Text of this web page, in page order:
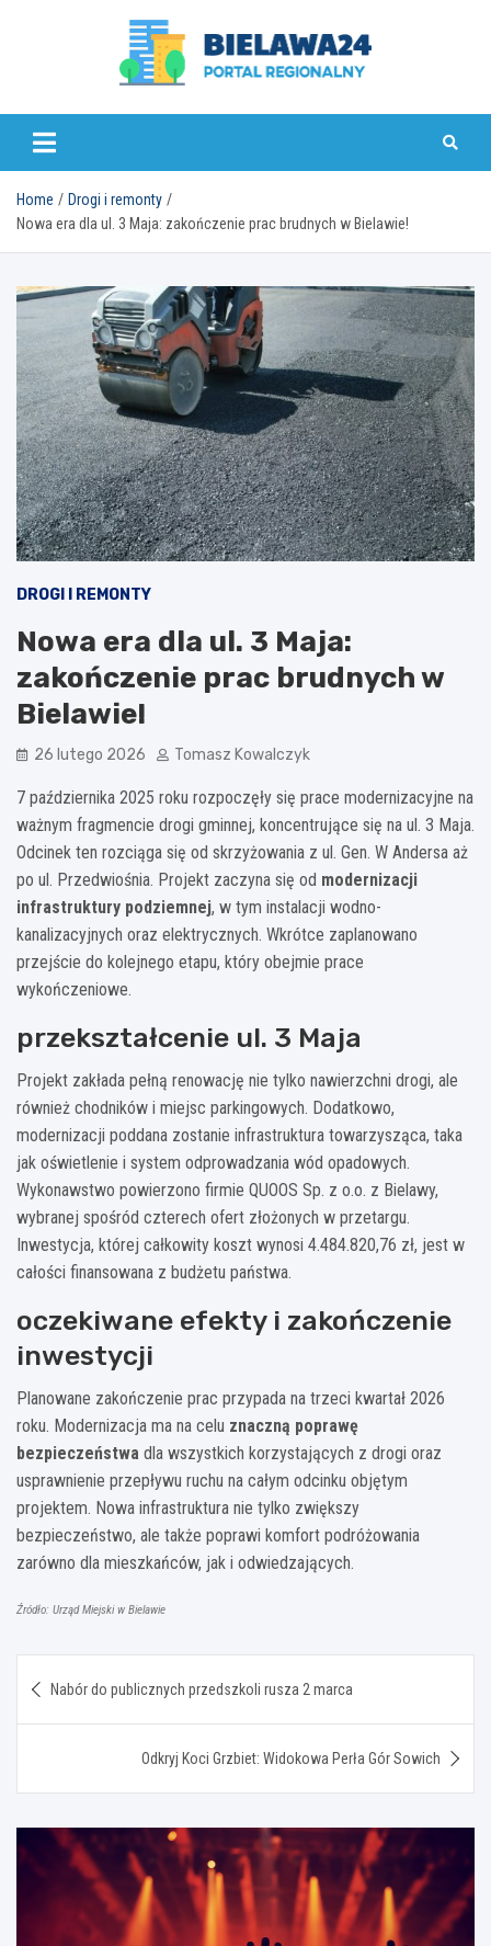
bielawa24.pl
Home
Drogi i remonty
Nowa era dla ul. 3 Maja: zakończenie prac brudnych w Bielawie!
DROGI I REMONTY
Nowa era dla ul. 3 Maja:
zakończenie prac brudnych w
Bielawie!
26 lutego 2026 Tomasz Kowalczyk
7 października 2025 roku rozpoczęły się prace modernizacyjne na
ważnym fragmencie drogi gminnej, koncentrujące się na ul. 3 Maja.
Odcinek ten rozciąga się od skrzyżowania z ul. Gen. W Andersa aż
po ul. Przedwiośnia. Projekt zaczyna się od modernizacji
infrastruktury podziemnej, w tym instalacji wodno-
kanalizacyjnych oraz elektrycznych. Wkrótce zaplanowano
przejście do kolejnego etapu, który obejmie prace
wykończeniowe.
przekształcenie ul. 3 Maja
Projekt zakłada pełną renowację nie tylko nawierzchni drogi, ale
również chodników i miejsc parkingowych. Dodatkowo,
modernizacji poddana zostanie infrastruktura towarzysząca, taka
jak oświetlenie i system odprowadzania wód opadowych.
Wykonawstwo powierzono firmie QUOOS Sp. z o.o. z Bielawy,
wybranej spośród czterech ofert złożonych w przetargu.
Inwestycja, której całkowity koszt wynosi 4.484.820,76 zł, jest w
całości finansowana z budżetu państwa.
oczekiwane efekty i zakończenie
inwestycji
Planowane zakończenie prac przypada na trzeci kwartał 2026
roku. Modernizacja ma na celu znaczną poprawę
bezpieczeństwa dla wszystkich korzystających z drogi oraz
usprawnienie przepływu ruchu na całym odcinku objętym
projektem. Nowa infrastruktura nie tylko zwiększy
bezpieczeństwo, ale także poprawi komfort podróżowania
zarówno dla mieszkańców, jak i odwiedzających.
Źródło: Urząd Miejski w Bielawie
wpisu
Nabór do publicznych przedszkoli rusza 2 marca
Odkryj Koci Grzbiet: Widokowa Perła Gór Sowich